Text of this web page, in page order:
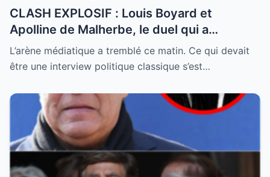
CLASH EXPLOSIF : Louis Boyard et
Apolline de Malherbe, le duel qui a
embrasé le direct !
L’arène médiatique a tremblé ce matin. Ce qui devait
être une interview politique classique s’est…